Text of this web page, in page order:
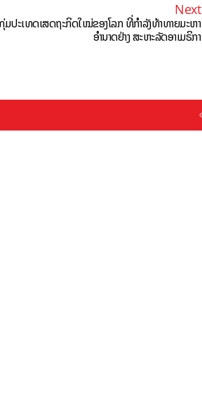
Next
ມປະເທດເສດຖະກິດໃໝ່ຂອງໂລກ ທີ່ກຳລັງທ້າທາຍມະຫາ
ອຳນາດຢ່າງ ສະຫະລັດອາເມຣິກາ